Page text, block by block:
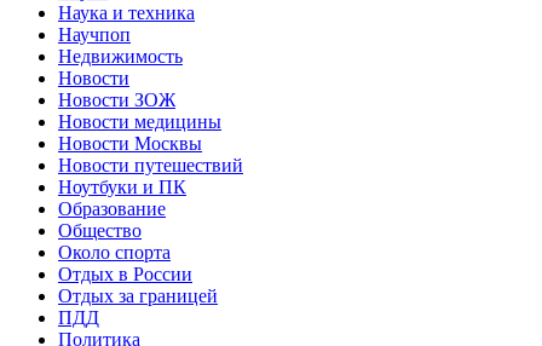
Наука и техника
Научпоп
Недвижимость
Новости
Новости ЗОЖ
Новости медицины
Новости Москвы
Новости путешествий
Ноутбуки и ПК
Образование
Общество
Около спорта
Отдых в России
Отдых за границей
ПДД
Политика